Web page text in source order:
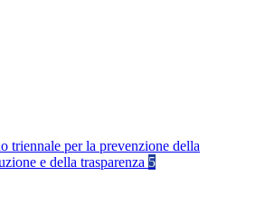
triennale per la prevenzione della
e della trasparenza 5